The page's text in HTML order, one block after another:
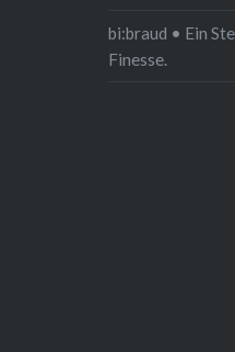
bi:braud • Ein
Finesse.